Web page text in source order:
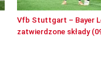
Vfb Stuttgart – Bayer
zatwierdzone składy